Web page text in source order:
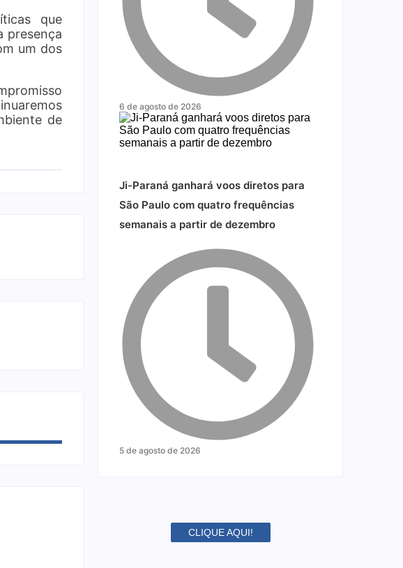
que
presença
um dos
de
6 de agosto de 2026
Ji-Paraná ganhará voos diretos para
São Paulo com quatro frequências
semanais a partir de dezembro
5 de agosto de 2026
CLIQUE AQUI!